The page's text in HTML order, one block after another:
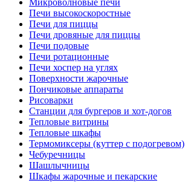
Микроволновые печи
Печи высокоскоростные
Печи для пиццы
Печи дровяные для пиццы
Печи подовые
Печи ротационные
Печи хоспер на углях
Поверхности жарочные
Пончиковые аппараты
Рисоварки
Станции для бургеров и хот-догов
Тепловые витрины
Тепловые шкафы
Термомиксеры (куттер с подогревом)
Чебуречницы
Шашлычницы
Шкафы жарочные и пекарские